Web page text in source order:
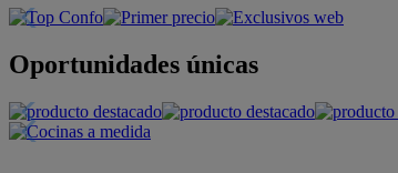
Oportunidades únicas